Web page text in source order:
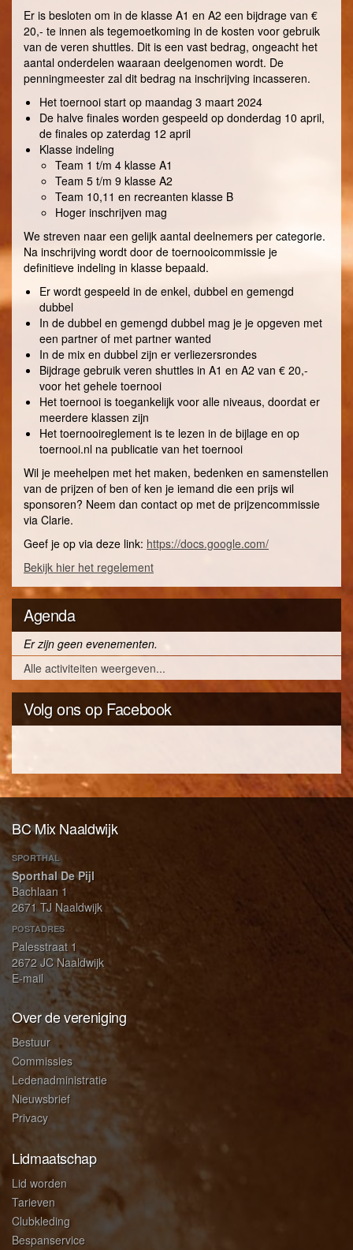
Er is besloten om in de klasse A1 en A2 een bijdrage van €
20,- te innen als tegemoetkoming in de kosten voor gebruik
van de veren shuttles. Dit is een vast bedrag, ongeacht het
aantal onderdelen waaraan deelgenomen wordt. De
penningmeester zal dit bedrag na inschrijving incasseren.
Het toernooi start op maandag 3 maart 2024
De halve finales worden gespeeld op donderdag 10 april,
de finales op zaterdag 12 april
Klasse indeling
Team 1 t/m 4 klasse A1
Team 5 t/m 9 klasse A2
Team 10,11 en recreanten klasse B
Hoger inschrijven mag
We streven naar een gelijk aantal deelnemers per categorie.
Na inschrijving wordt door de toernooicommissie je
definitieve indeling in klasse bepaald.
Er wordt gespeeld in de enkel, dubbel en gemengd
dubbel
In de dubbel en gemengd dubbel mag je je opgeven met
een partner of met partner wanted
In de mix en dubbel zijn er verliezersrondes
Bijdrage gebruik veren shuttles in A1 en A2 van € 20,-
voor het gehele toernooi
Het toernooi is toegankelijk voor alle niveaus, doordat er
meerdere klassen zijn
Het toernooireglement is te lezen in de bijlage en op
toernooi.nl na publicatie van het toernooi
Wil je meehelpen met het maken, bedenken en samenstellen
van de prijzen of ben of ken je iemand die een prijs wil
sponsoren? Neem dan contact op met de prijzencommissie
via Clarie.
Geef je op via deze link: https://docs.google.com/
Bekijk hier het regelement
Agenda
Er zijn geen evenementen.
Alle activiteiten weergeven...
Volg ons op Facebook
BC Mix Naaldwijk
SPORTHAL
Sporthal De Pijl
Bachlaan 1
2671 TJ Naaldwijk
POSTADRES
Palesstraat 1
2672 JC Naaldwijk
E-mail
Over de vereniging
Bestuur
Commissies
Ledenadministratie
Nieuwsbrief
Privacy
Lidmaatschap
Lid worden
Tarieven
Clubkleding
Bespanservice